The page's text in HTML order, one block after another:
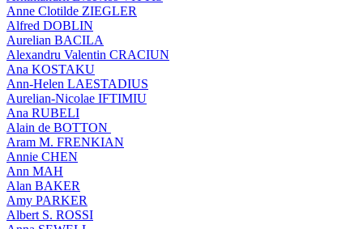
Anne Clotilde ZIEGLER
Alfred DOBLIN
Aurelian BACILA
Alexandru Valentin CRACIUN
Ana KOSTAKU
Ann-Helen LAESTADIUS
Aurelian-Nicolae IFTIMIU
Ana RUBELI
Alain de BOTTON
Aram Μ. FRENKIAN
Annie CHEN
Ann MAH
Alan BAKER
Amy PARKER
Albert S. ROSSI